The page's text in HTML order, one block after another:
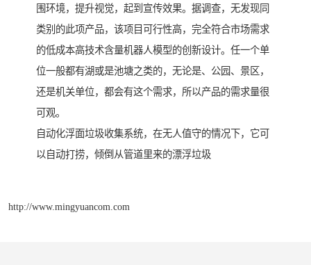
围环境，提升视觉，起到宣传效果。据调查，无发现同
类别的此项产品，该项目可行性高，完全符合市场需求
的低成本高技术含量机器人模型的创新设计。任一个单
位一般都有湖或是池塘之类的，无论是、公园、景区，
还是机关单位，都会有这个需求，所以产品的需求量很
可观。
自动化浮面垃圾收集系统，在无人值守的情况下，它可
以自动打捞，倾倒从管道里来的漂浮垃圾
http://www.mingyuancom.com